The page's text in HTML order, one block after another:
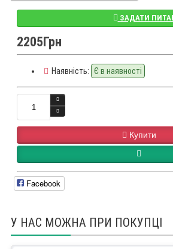
ЗАДАТИ
2205Грн
Наявність: Є в наявності
Купити
Facebook
У НАС МОЖНА ПРИ ПОКУПЦІ